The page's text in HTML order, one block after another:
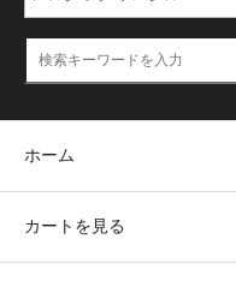
ホーム
カートを見る